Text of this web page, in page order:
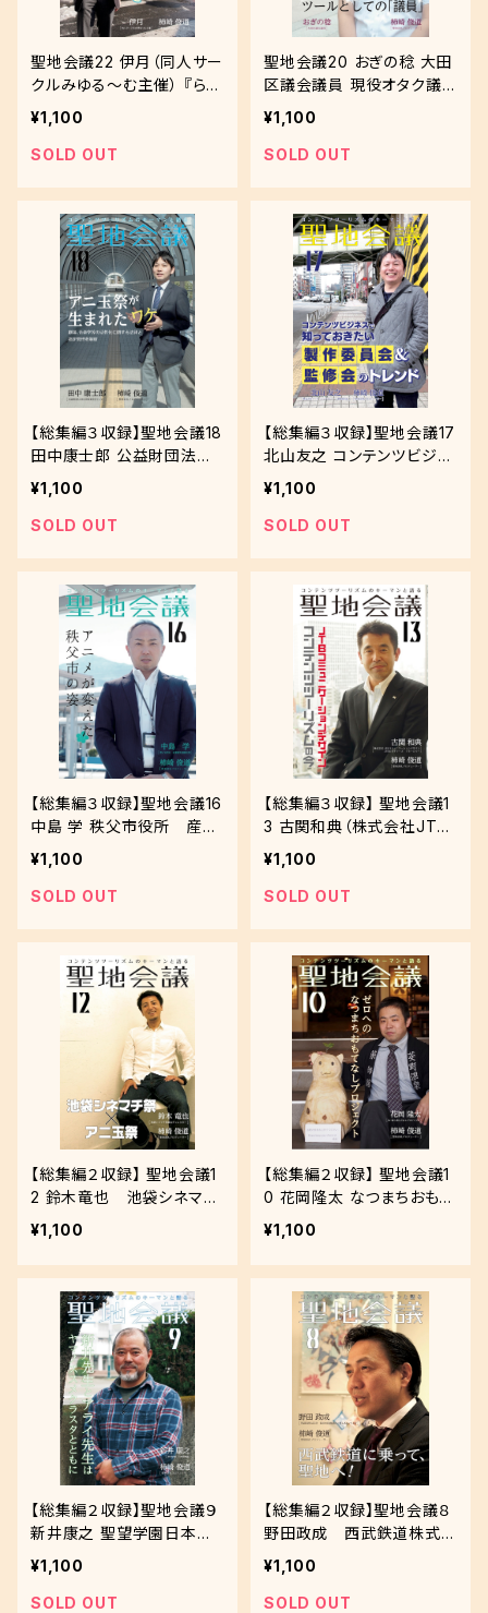
聖地会議22 伊月（同人サー
クルみゆる～む主催） 『らき
☆すた』を守るために
¥1,100
SOLD OUT
聖地会議20 おぎの稔 大田
区議会議員 現役オタク議
員に聞く ツールとしての議
¥1,100
SOLD OUT
【総集編３収録】聖地会議18
田中康士郎 公益財団法人
埼玉県産業文化センター ア
ニ玉祭が生まれたワケ 劇
場、音楽堂等の活性化に関
¥1,100
SOLD OUT
【総集編３収録】聖地会議17
北山友之 コンテンツビジネ
スで知っておきたい 製作委
員会＆監修会のトレンド
¥1,100
SOLD OUT
【総集編３収録】聖地会議16
中島 学 秩父市役所 産業
観光部観光課 アニメが変え
た秩父市の姿
¥1,100
SOLD OUT
【総集編３収録】 聖地会議1
3 古関和典（株式会社JTB
コミュニケーションデザイン
JTBピクチャーズ マネージ
ャー）JTBコミュニケーショ
リズムの今」
¥1,100
SOLD OUT
【総集編２収録】 聖地会議1
2 鈴木竜也 池袋シネマチ
祭総合ディレクター「池袋シ
ネマチ祭☓アニ玉祭」
¥1,100
【総集編２収録】 聖地会議1
0 花岡隆太 なつまちおもて
なしプロジェクト「ゼロへの
なつまちおもてなしプロジ
ェクト」
¥1,100
【総集編２収録】聖地会議９
新井康之 聖望学園日本史
教師 「新井先生とアライ先
生は ヤマノススメクラスタ
とともに」
¥1,100
SOLD OUT
【総集編２収録】聖地会議８
野田政成 西武鉄道株式会
社 鉄道本部運輸部スマイル
＆スマイル室「西武鉄道に乗
って、聖地へ！」
¥1,100
SOLD OUT